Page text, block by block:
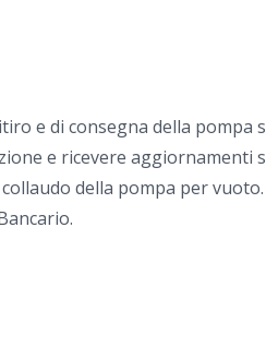
e di consegna della
e ricevere
della pompa per